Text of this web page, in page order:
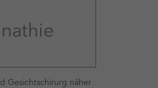
Gesichtschirurg näher